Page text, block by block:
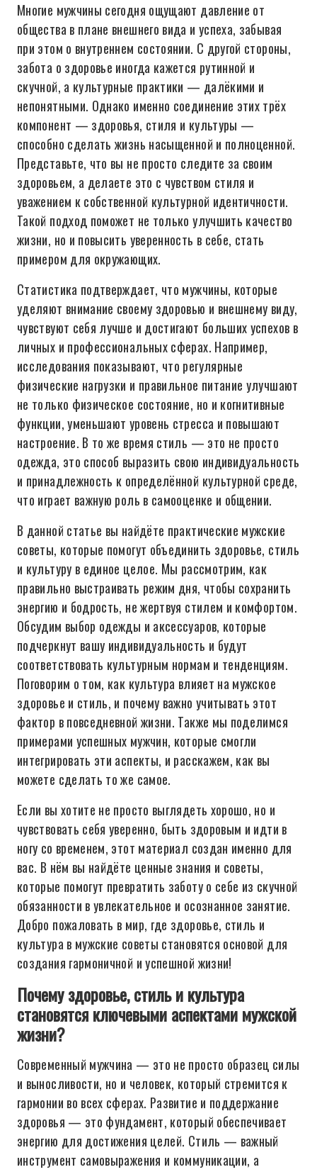
Многие мужчины сегодня ощущают давление от
общества в плане внешнего вида и успеха, забывая
при этом о внутреннем состоянии. С другой стороны,
забота о здоровье иногда кажется рутинной и
скучной, а культурные практики — далёкими и
непонятными. Однако именно соединение этих трёх
компонент — здоровья, стиля и культуры —
способно сделать жизнь насыщенной и полноценной.
Представьте, что вы не просто следите за своим
здоровьем, а делаете это с чувством стиля и
уважением к собственной культурной идентичности.
Такой подход поможет не только улучшить качество
жизни, но и повысить уверенность в себе, стать
примером для окружающих.
Статистика подтверждает, что мужчины, которые
уделяют внимание своему здоровью и внешнему виду,
чувствуют себя лучше и достигают больших успехов в
личных и профессиональных сферах. Например,
исследования показывают, что регулярные
физические нагрузки и правильное питание улучшают
не только физическое состояние, но и когнитивные
функции, уменьшают уровень стресса и повышают
настроение. В то же время стиль — это не просто
одежда, это способ выразить свою индивидуальность
и принадлежность к определённой культурной среде,
что играет важную роль в самооценке и общении.
В данной статье вы найдёте практические мужские
советы, которые помогут объединить здоровье, стиль
и культуру в единое целое. Мы рассмотрим, как
правильно выстраивать режим дня, чтобы сохранить
энергию и бодрость, не жертвуя стилем и комфортом.
Обсудим выбор одежды и аксессуаров, которые
подчеркнут вашу индивидуальность и будут
соответствовать культурным нормам и тенденциям.
Поговорим о том, как культура влияет на мужское
здоровье и стиль, и почему важно учитывать этот
фактор в повседневной жизни. Также мы поделимся
примерами успешных мужчин, которые смогли
интегрировать эти аспекты, и расскажем, как вы
можете сделать то же самое.
Если вы хотите не просто выглядеть хорошо, но и
чувствовать себя уверенно, быть здоровым и идти в
ногу со временем, этот материал создан именно для
вас. В нём вы найдёте ценные знания и советы,
которые помогут превратить заботу о себе из скучной
обязанности в увлекательное и осознанное занятие.
Добро пожаловать в мир, где здоровье, стиль и
культура в мужские советы становятся основой для
создания гармоничной и успешной жизни!
Почему здоровье, стиль и культура
становятся ключевыми аспектами мужской
жизни?
Современный мужчина — это не просто образец силы
и выносливости, но и человек, который стремится к
гармонии во всех сферах. Развитие и поддержание
здоровья — это фундамент, который обеспечивает
энергию для достижения целей. Стиль — важный
инструмент самовыражения и коммуникации, а